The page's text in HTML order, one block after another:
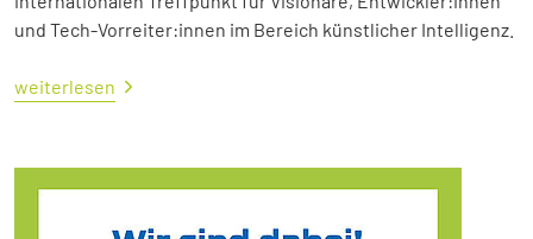
und Tech-Vorreiter:innen im Bereich künstlicher Intelligenz.
weiterlesen